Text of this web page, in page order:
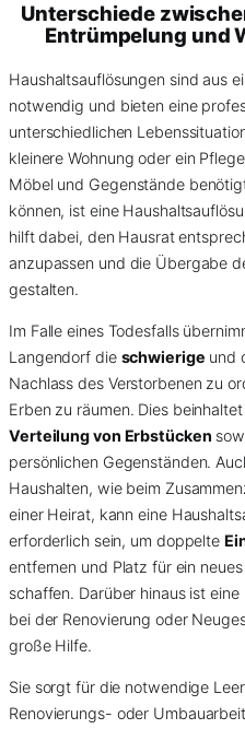
Unterschiede
Entrümpelung und
Haushaltsauflösungen sind aus
notwendig und bieten eine
unterschiedlichen
kleinere Wohnung oder ein
Möbel und Gegenstände
können, ist eine
hilft dabei, den Hausrat
anzupassen und die Übergabe
gestalten.
Im Falle eines Todesfalls
Langendorf die schwierige und
Nachlass des Verstorbenen zu
Erben zu räumen. Dies
Verteilung von Erbstücken
persönlichen Gegenständen.
Haushalten, wie beim
einer Heirat, kann eine
erforderlich sein, um doppelte
entfernen und Platz für ein
schaffen. Darüber hinaus ist
bei der Renovierung oder
große Hilfe.
Sie sorgt für die notwendige
Renovierungs- oder